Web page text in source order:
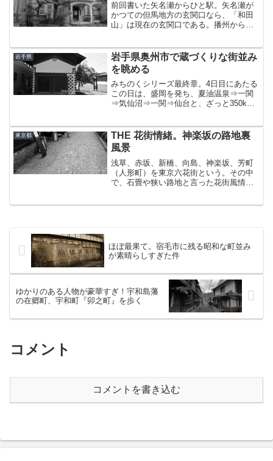
前回書いた矢名瀬からひと駅。矢名瀬が
かつての但馬地方の玄関口なら、「和田
山」は現在の玄関口である。播州から但
和田山は山陰道と播但道の結節点でもあ
り、道路においても同じこ...
岩手県
岩手県奥州市で蔵づくりな街並み
を眺める
みちのくシリーズ最終章。4日目にあたる
この日は、盛岡を発ち、夏油温泉⇒一関
⇒気仙沼⇒一関⇒仙台と、ざっと350km
ぁ・・と唯一ねじ込んだまち歩きが、ち
ょうど通り道だった...
東京都
THE 花街情緒。神楽坂の路地裏
風景
浅草、赤坂、新橋、向島、神楽坂、芳町
（人形町）を東京六花街という。その中
で、石畳や狭い路地と言った花街風情を
ほぼ最果て。宿毛市に残る昭和な町並み
が素晴らしすぎた件
ゆかりのある人物が豪華すぎ！宇和島藩
の在郷町、宇和町『卯之町』を歩く
コメント
コメントを書き込む